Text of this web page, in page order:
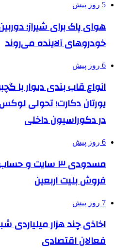
5 روز پیش
هوای پاک برای شیراز؛
خودروهای آلاینده می‌روند
6 روز پیش
انواع قاب بندی دیوار با
یورتان دکارت؛ تحولی
در دکوراسیون داخلی
6 روز پیش
مسدودی ۳ سایت
فروش بلیت اربعین
7 روز پیش
اخاذی چند هزار میلیاردی
فعالان اقتصادی